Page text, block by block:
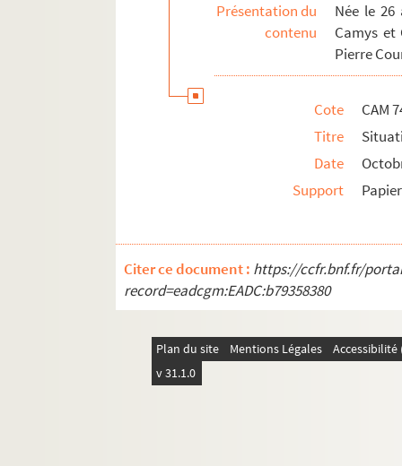
Présentation du
contenu
Née le
Camys et
Pierre
Cote
CAM
Titre
Date
Support
Papier
Citer ce document : https://ccfr.bnf.fr/
record=eadcgm:EADC:b79358380
Plan du site Mentions Légales
v 31.1.0